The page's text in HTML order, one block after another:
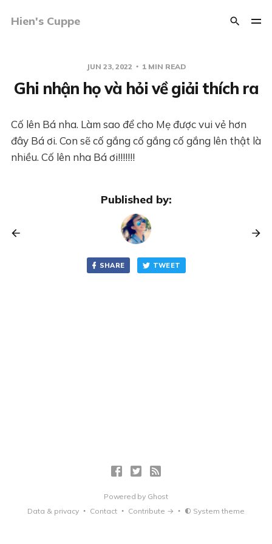
Hien's Cuppe
JUN 23, 2022 1 MIN READ
Ghi nhận họ và hỏi về giải thích ra
Cố lên Bá nha. Làm sao để cho Mẹ được vui vẻ hơn
đây Bá ơi. Con sẽ cố gắng cố gắng cố gắng lên thật là
nhiều. Cố lên nha Bá ơi!!!!!!!
Published by:
SHARE TWEET
Powered by Ghost
Data & privacy
Contact Contribute → System theme